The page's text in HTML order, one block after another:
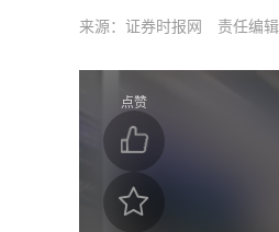
来源：证券时报网 责任编
点赞